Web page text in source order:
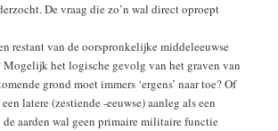
De vraag die zo’n wal direct oproept
restant van de oorspronkelijke middeleeuwse
Mogelijk het logische gevolg van het graven van
grond moet immers ‘ergens’ naar toe? Of
latere (zestiende -eeuwse) aanleg als een
aarden wal geen primaire militaire functie